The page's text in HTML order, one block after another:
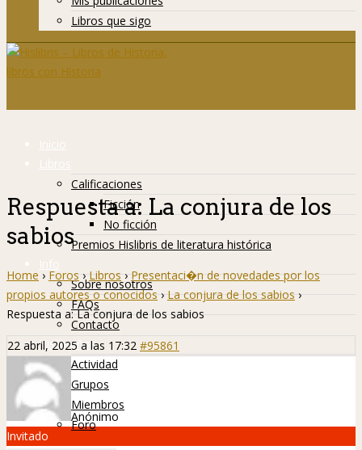
Libros que sigo
Inicio
Libros
Calificaciones
Ficción
No ficción
Premios Hislibris de literatura histórica
Info
Sobre nosotros
FAQs
Contacto
Hislibreños
Actividad
Grupos
Miembros
Foro
Respuesta a: La conjura de los
sabios
Home › Foros › Libros › Presentaci�n de novedades por los
propios autores o conocidos › La conjura de los sabios ›
Respuesta a: La conjura de los sabios
22 abril, 2025 a las 17:32 #95861
Anónimo
Invitado